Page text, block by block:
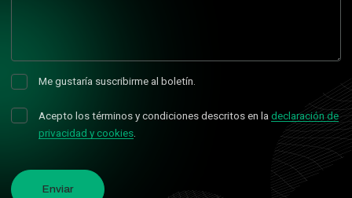
Me gustaría suscribirme al boletín.
Acepto los términos y condiciones descritos en ladeclaración de
privacidad y cookies
Enviar